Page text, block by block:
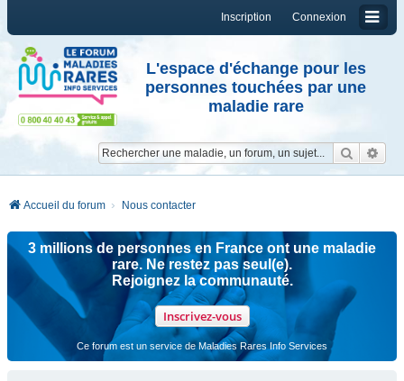
Connexion
Inscription
L'espace d'échange pour les
personnes touchées par une
maladie rare
Accueil du forum Nous contacter
3 millions de personnes en France ont une maladie
rare. Ne restez pas seul(e).
Rejoignez la communauté.
Inscrivez-vous
Ce forum est un service de Maladies Rares Info Services